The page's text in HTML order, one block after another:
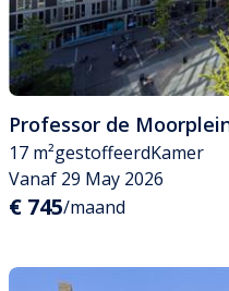
Professor de
17 m²gestoffeerdKamer
Vanaf 29 May 2026
€ 745/maand